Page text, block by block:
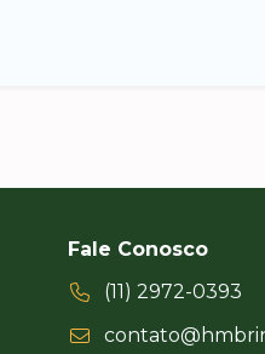
Fale Conosco
(11) 2972-0393